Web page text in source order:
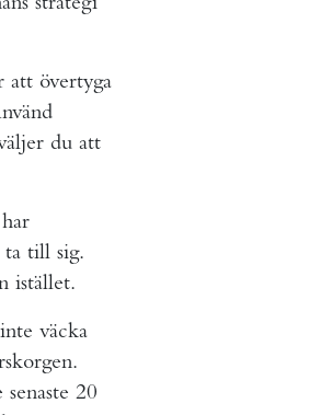
att övertyga
du att
till sig.
istället.
väcka
20